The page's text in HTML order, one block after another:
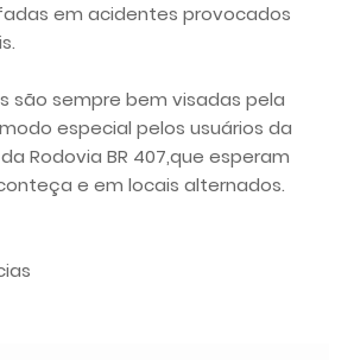
em acidentes provocados
são sempre bem visadas pela
especial pelos usuários da
Rodovia BR 407,que esperam
e em locais alternados.